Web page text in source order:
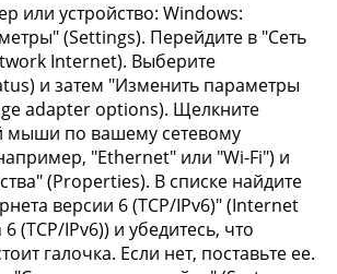
или устройство: Windows:
(Settings). Перейдите в "Сеть
Internet). Выберите
и затем "Изменить параметры
adapter options). Щелкните
мыши по вашему сетевому
"Ethernet" или "Wi-Fi") и
(Properties). В списке найдите
версии 6 (TCP/IPv6)" (Internet
(TCP/IPv6)) и убедитесь, что
галочка. Если нет, поставьте ее.